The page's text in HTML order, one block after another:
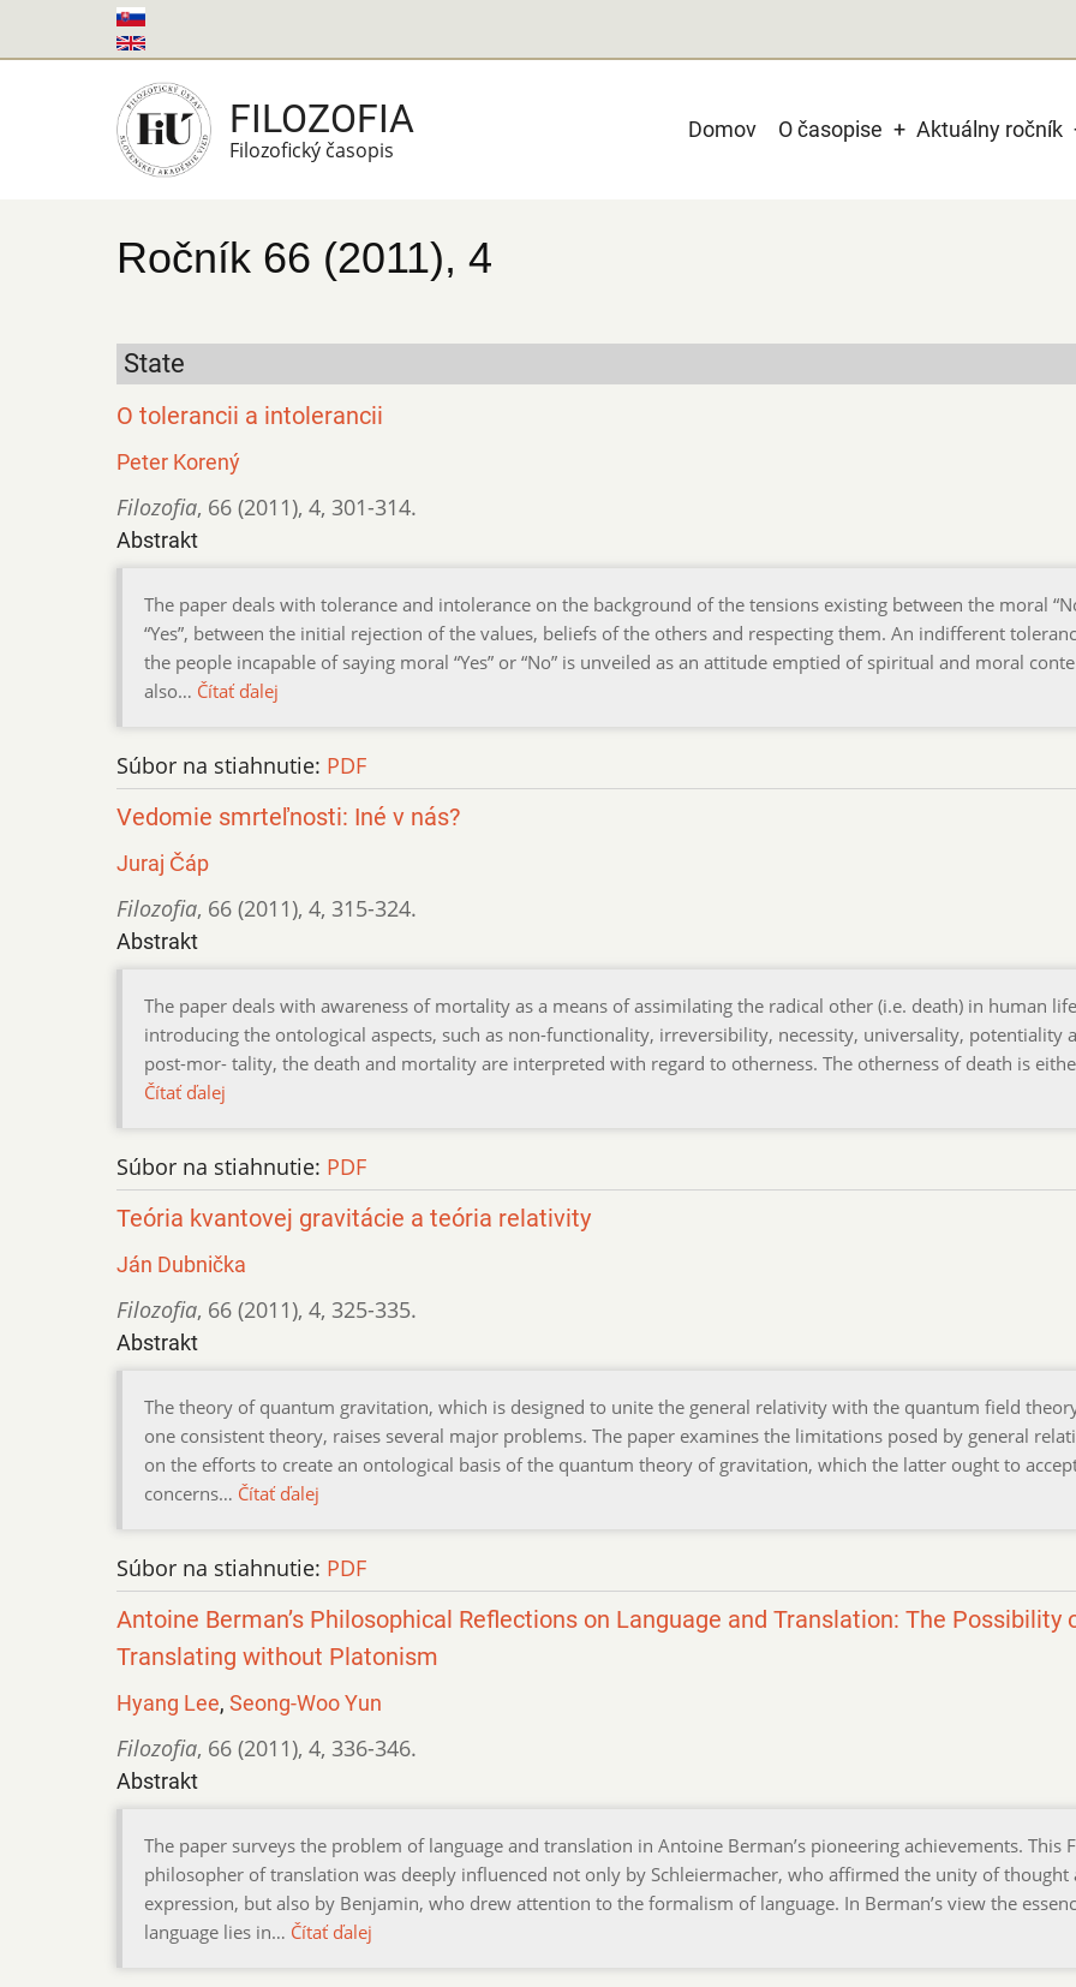
na
FILOZOFIA
Filozofický časopis
Main
Domov O časopise Aktuálny ročník
Ročník 66 (2011), 4
State
O tolerancii a intolerancii
Peter Korený
Filozofia, 66 (2011), 4, 301-314.
Abstrakt
The paper deals with tolerance and intolerance on the background of the tensions existing between the moral
“Yes”, between the initial rejection of the values, beliefs of the others and respecting them. An indifferent
the people incapable of saying moral “Yes” or “No” is unveiled as an attitude emptied of spiritual and moral
also… Čítať ďalej
Súbor na stiahnutie: PDF
Vedomie smrteľnosti: Iné v nás?
Juraj Čáp
Filozofia, 66 (2011), 4, 315-324.
Abstrakt
The paper deals with awareness of mortality as a means of assimilating the radical other (i.e. death) in human
introducing the ontological aspects, such as non-functionality, irreversibility, necessity, universality, potentiality
post-mor- tality, the death and mortality are interpreted with regard to otherness. The otherness of death is
Čítať ďalej
Súbor na stiahnutie: PDF
Teória kvantovej gravitácie a teória relativity
Ján Dubnička
Filozofia, 66 (2011), 4, 325-335.
Abstrakt
The theory of quantum gravitation, which is designed to unite the general relativity with the quantum field
one consistent theory, raises several major problems. The paper examines the limitations posed by general
on the efforts to create an ontological basis of the quantum theory of gravitation, which the latter ought to
concerns… Čítať ďalej
Súbor na stiahnutie: PDF
Antoine Berman’s Philosophical Reflections on Language and Translation: The Possibility
Translating without Platonism
Hyang Lee, Seong-Woo Yun
Filozofia, 66 (2011), 4, 336-346.
Abstrakt
The paper surveys the problem of language and translation in Antoine Berman’s pioneering achievements. This
philosopher of translation was deeply influenced not only by Schleiermacher, who affirmed the unity of thought
expression, but also by Benjamin, who drew attention to the formalism of language. In Berman’s view the
language lies in… Čítať ďalej